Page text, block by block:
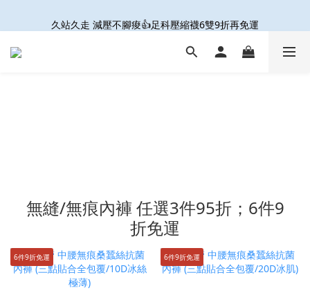
久站久走 減壓不腳痠👍足科壓縮襪6雙9折再免運
開放結帳用LINE PAY啦🎉雙重集點好划算☝️
無縫/無痕內褲 任選3件95折；6件9
折免運
6件9折免運 6件9折免運